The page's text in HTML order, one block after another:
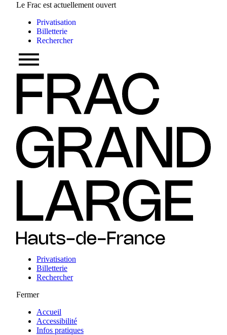
Le Frac est actuellement ouvert
Privatisation
Billetterie
Rechercher
Privatisation
Billetterie
Rechercher
Fermer
Accueil
Accessibilité
Infos pratiques